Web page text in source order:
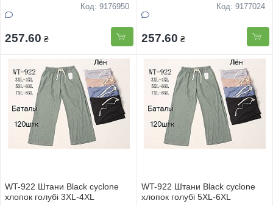
Код: 9176950
257.60 ₴
Код: 9177024
257.60 ₴
WT-922 Штани Black cyclone
хлопок голубі 3XL-4XL
WT-922 Штани Black cyclone
хлопок голубі 5XL-6XL